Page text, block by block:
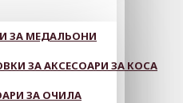
ЗА МЕДАЛЬОНИ
ЗА АКСЕСОАРИ ЗА КОСА
ЗА ОЧИЛА